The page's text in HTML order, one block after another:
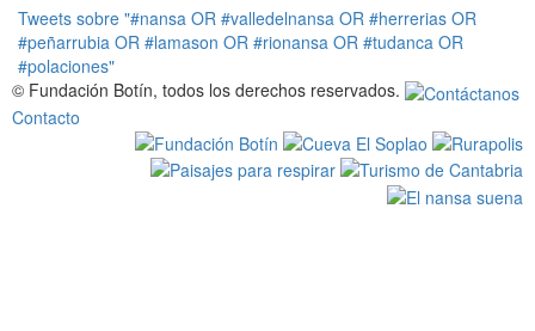
Tweets sobre "#nansa OR #valledelnansa OR #herrerias OR
#peñarrubia OR #lamason OR #rionansa OR #tudanca OR
#polaciones"
© Fundación Botín, todos los derechos reservados.
Contacto